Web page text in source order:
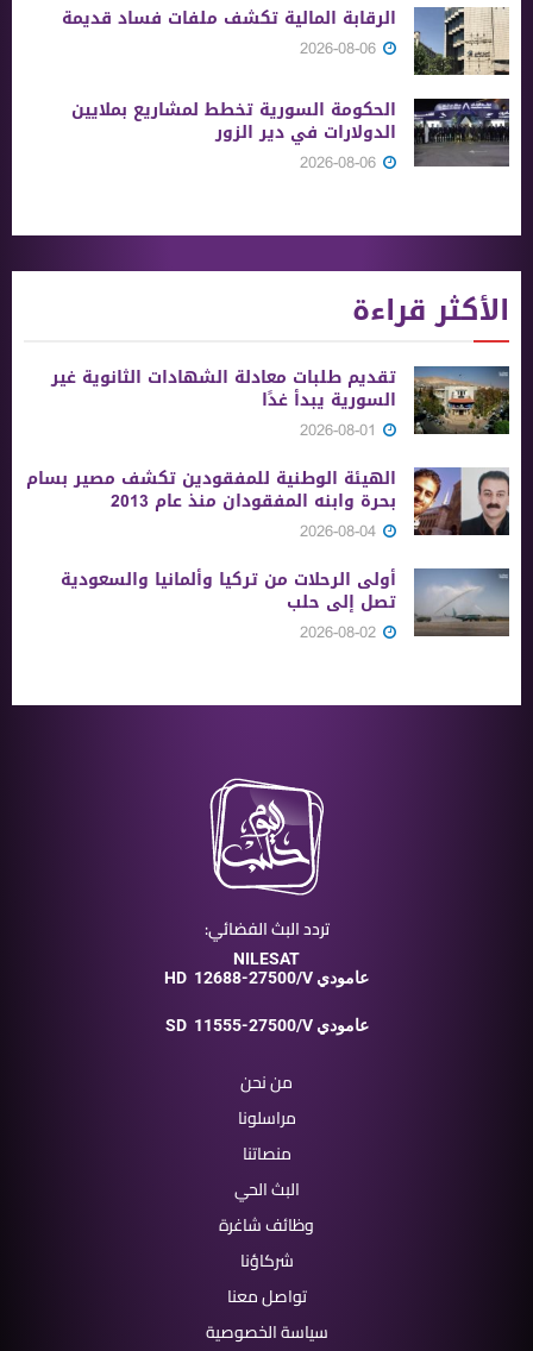
الرقابة المالية تكشف ملفات فساد قديمة
الحكومة السورية تخطط لمشاريع بملايين
الدولارات في دير الزور
الأكثر قراءة
تقديم طلبات معادلة الشهادات الثانوية ‏غير
السورية يبدأ غدًا
الهيئة الوطنية للمفقودين تكشف مصير بسام
بحرة وابنه المفقودان منذ عام 2013
أولى الرحلات من ‏تركيا وألمانيا والسعودية
تصل إلى حلب
تردد البث الفضائي:
NILESAT
HD
12688-27500/V عامودي
SD 11555-27500/V عامودي
من نحن
مراسلونا
منصاتنا
البث الحي
وظائف شاغرة
شركاؤنا
تواصل معنا
سياسة الخصوصية